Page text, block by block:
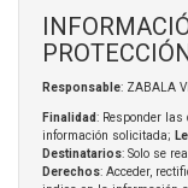
Responsable: ZABALA
Finalidad: Responder
información solicitada;
Destinatarios: Solo se
Derechos: Acceder,